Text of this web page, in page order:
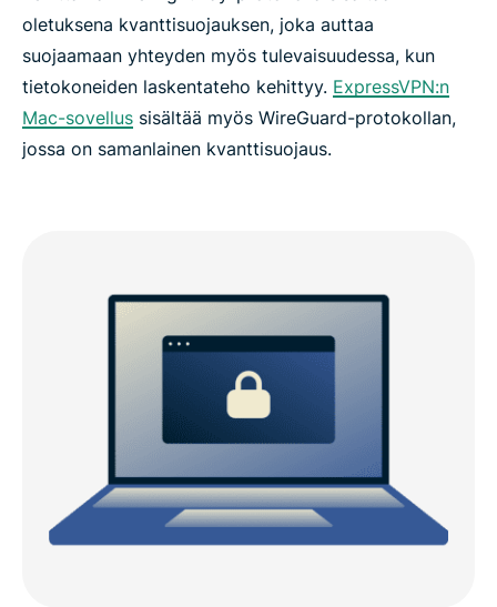
oletuksena kvanttisuojauksen, joka auttaa
suojaamaan yhteyden myös tulevaisuudessa, kun
tietokoneiden laskentateho kehittyy. ExpressVPN:n
Mac-sovellus sisältää myös WireGuard-protokollan,
jossa on samanlainen kvanttisuojaus.